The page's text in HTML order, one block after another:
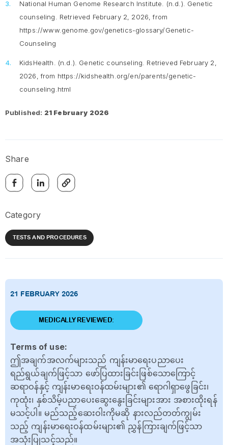
National Human Genome Research Institute. (n.d.). Genetic
counseling
. Retrieved February 2, 2026, from
https://www.genome.gov/genetics-glossary/Genetic-
Counseling
KidsHealth. (n.d.). Genetic counseling . Retrieved February 2,
2026, from https://kidshealth.org/en/parents/genetic-
counseling.html
Published: 21 February 2026
Share
Category
TESTS AND PROCEDURES
21 FEBRUARY 2026
MEDICALLY REVIEWED:
Terms of use:
ဤအချက်အလက်များသည် ကျန်းမာရေးပညာပေး
ရည်ရွယ်ချက်ဖြင့်သာ ဖော်ပြထားခြင်းဖြစ်သောကြောင့်
ဆရာဝန်နှင့် ကျန်းမာရေးဝန်ထမ်းများ၏ ရောဂါရှာဖွေခြင်း၊
ကုထုံး၊ နှစ်သိမ့်ပညာပေးဆွေးနွေးခြင်းများအား အစားထိုးရန်
မသင့်ပါ။ မည်သည့်ဆေးဝါးကိုမဆို နားလည်တတ်ကျွမ်း
သည့် ကျန်းမာရေးဝန်ထမ်းများ၏ ညွှန်ကြားချက်ဖြင့်သာ
အသုံးပြုသင့်သည်။